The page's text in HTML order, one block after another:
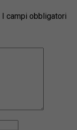
I campi obbligatori